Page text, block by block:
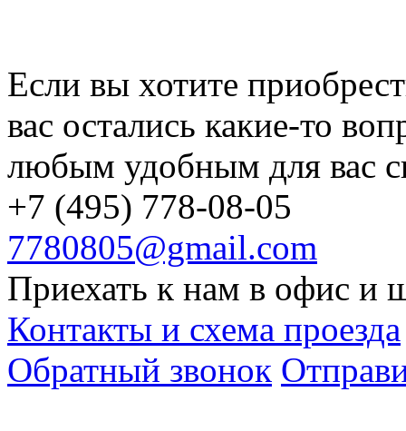
Если вы хотите
вас остались какие-то
любым удобным для вас
+7 (495) 778-08-05
7780805@gmail.com
Приехать к нам в офис и
Контакты и схема проезда
Обратный звонок